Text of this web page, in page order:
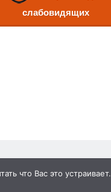
слабовидящих
что Вас это устраивает.